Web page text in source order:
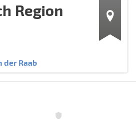
Region
der Raab